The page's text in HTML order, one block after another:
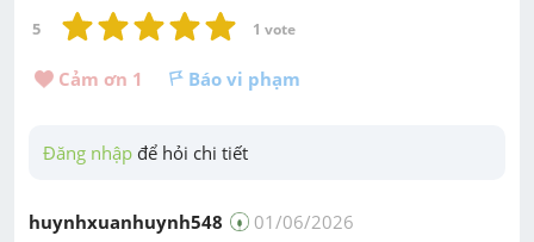
5 1 vote
Cảm ơn 1 Báo vi phạm
Đăng nhập để hỏi chi tiết
huynhxuanhuynh548
01/06/2026